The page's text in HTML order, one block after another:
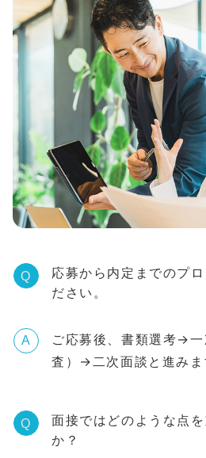
Q
応募から内定までのプ
ださい。
A
ご応募後、書類選考→
査）→二次面談と進みま
Q
面接ではどのような点
か？